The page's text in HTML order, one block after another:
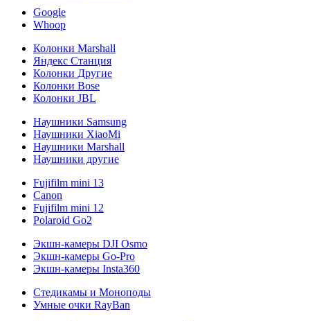
Google
Whoop
Колонки Marshall
Яндекс Станция
Колонки Другие
Колонки Bose
Колонки JBL
Наушники Samsung
Наушники XiaoMi
Наушники Marshall
Наушники другие
Fujifilm mini 13
Canon
Fujifilm mini 12
Polaroid Go2
Экшн-камеры DJI Osmo
Экшн-камеры Go-Pro
Экшн-камеры Insta360
Стедикамы и Моноподы
Умные очки RayBan